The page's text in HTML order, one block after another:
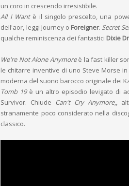
un coro in crescendo irresistibile.
All I Wantè il singolo prescelto, una
dell'aor, leggi Journey o Foreigner. Secret
qualche reminiscenza dei fantastici Dixie
We're Not Alone Anymoreè la fast killer
le chitarre inventive di uno Steve Morse
moderna del suono barocco originale dei
Tomb 19è un altro episodio levigato di
Survivor. Chiude Can't Cry Anymore,,
stranamente poco considerato nella
classico.